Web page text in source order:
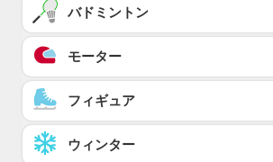
バドミントン
モーター
フィギュア
ウィンター